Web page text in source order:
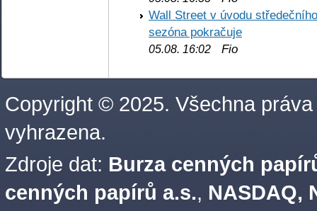
Wall Street v úvodu
sezóna pokračuje
05.08. 16:02 Fio
Copyright © 2025. Všechna práva
vyhrazena.
Zdroje dat: Burza cenných
cenných papírů a.s., NASDAQ,